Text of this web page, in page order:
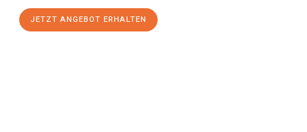
JETZT ANGEBOT ERHALTEN